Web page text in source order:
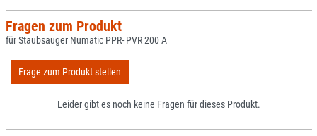
Fragen zum Produkt
für Staubsauger Numatic PPR- PVR 200 A
Frage zum Produkt stellen
Leider gibt es noch keine Fragen für dieses Produkt.